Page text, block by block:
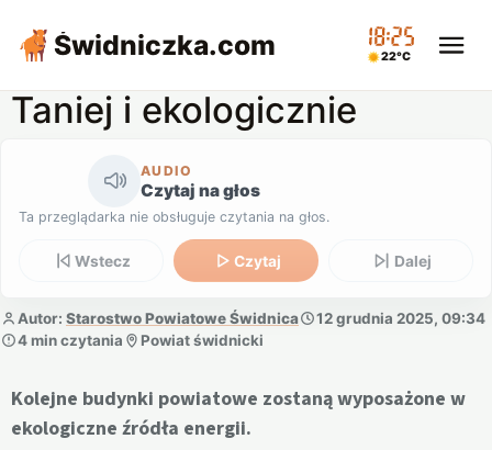
Świdniczka.com 18:25
22°C
Taniej i ekologicznie
AUDIO
Czytaj na głos
Ta przeglądarka nie obsługuje czytania na głos.
Wstecz Czytaj Dalej
Autor: Starostwo Powiatowe Świdnica
12 grudnia 2025, 09:34
4 min czytania
Powiat świdnicki
Kolejne budynki powiatowe zostaną wyposażone w
ekologiczne źródła energii.